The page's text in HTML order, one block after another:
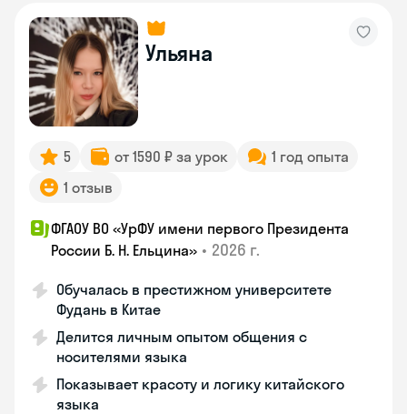
Ульяна
5 от 1590 ₽ за урок
1 год опыта
1 отзыв
ФГАОУ ВО «УрФУ имени первого Президента
России Б. Н. Ельцина» • 2026 г.
Обучалась в престижном университете
Фудань в Китае
Делится личным опытом общения с
носителями языка
Показывает красоту и логику китайского
языка